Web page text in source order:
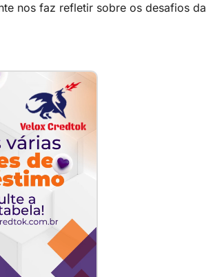
nos faz refletir sobre os desafios da